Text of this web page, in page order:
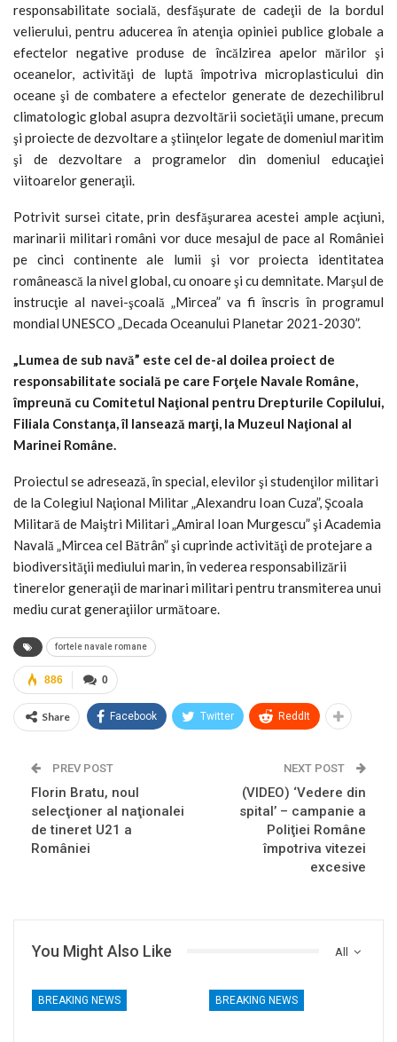
responsabilitate socială, desfăşurate de cadeţii de la bordul
velierului, pentru aducerea în atenţia opiniei publice globale a
efectelor negative produse de încălzirea apelor mărilor şi
oceanelor, activităţi de luptă împotriva microplasticului din
oceane şi de combatere a efectelor generate de dezechilibrul
climatologic global asupra dezvoltării societăţii umane, precum
şi proiecte de dezvoltare a ştiinţelor legate de domeniul maritim
şi de dezvoltare a programelor din domeniul educaţiei
viitoarelor generaţii.
Potrivit sursei citate, prin desfăşurarea acestei ample acţiuni,
marinarii militari români vor duce mesajul de pace al României
pe cinci continente ale lumii şi vor proiecta identitatea
românească la nivel global, cu onoare şi cu demnitate. Marşul de
instrucţie al navei-şcoală „Mircea” va fi înscris în programul
mondial UNESCO „Decada Oceanului Planetar 2021-2030”.
„Lumea de sub navă” este cel de-al doilea proiect de
responsabilitate socială pe care Forţele Navale Române,
împreună cu Comitetul Naţional pentru Drepturile Copilului,
Filiala Constanţa, îl lansează marţi, la Muzeul Naţional al
Marinei Române.
Proiectul se adresează, în special, elevilor şi studenţilor militari
de la Colegiul Naţional Militar „Alexandru Ioan Cuza”, Şcoala
Militară de Maiştri Militari „Amiral Ioan Murgescu” şi Academia
Navală „Mircea cel Bătrân” şi cuprinde activităţi de protejare a
biodiversităţii mediului marin, în vederea responsabilizării
tinerelor generaţii de marinari militari pentru transmiterea unui
mediu curat generaţiilor următoare.
fortele navale romane
0
886
Share Facebook Twitter ReddIt
PREV POST
Florin Bratu, noul
selecţioner al naţionalei
de tineret U21 a
României
NEXT POST
(VIDEO) ‘Vedere din
spital’ – campanie a
Poliţiei Române
împotriva vitezei
excesive
All
You Might Also Like
BREAKING NEWS BREAKING NEWS